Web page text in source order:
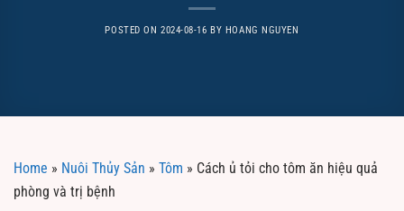
POSTED ON 2024-08-16 BY HOANG NGUYEN
Home » Nuôi Thủy Sản » Tôm » Cách ủ tỏi cho tôm ăn hiệu quả
phòng và trị bệnh